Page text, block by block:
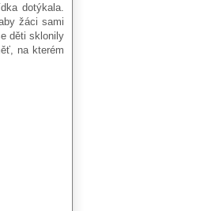
dotýkala.
žáci sami
děti sklonily
na kterém